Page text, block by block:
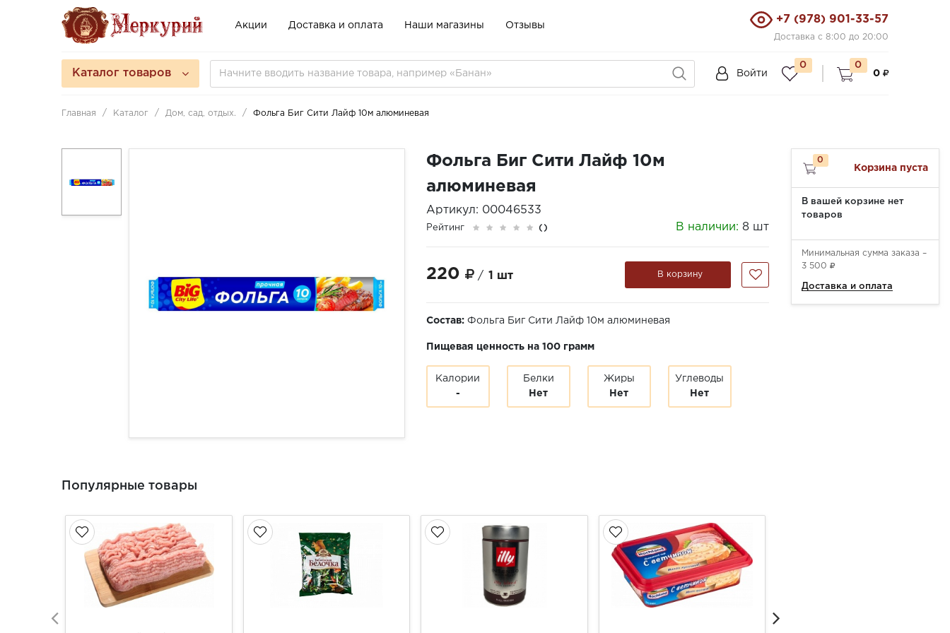
Акции Доставка и оплата Наши магазины Отзывы
+7 (978) 901-33-57
Доставка с 8:00 до 20:00
Каталог товаров Войти
0
0
0
Главная Каталог Дом, сад, отдых. Фольга Биг Сити Лайф 10м алюминевая
Фольга Биг Сити Лайф 10м
алюминевая
Артикул: 00046533
Рейтинг () В наличии: 8 шт
220 / 1 шт В корзину
Состав: Фольга Биг Сити Лайф 10м алюминевая
Пищевая ценность на 100 грамм
Калории
-
Белки
Нет
Жиры
Нет
Углеводы
Нет
Популярные товары
0
Корзина пуста
В вашей корзине нет
товаров
Минимальная сумма заказа –
3 500
Доставка и оплата